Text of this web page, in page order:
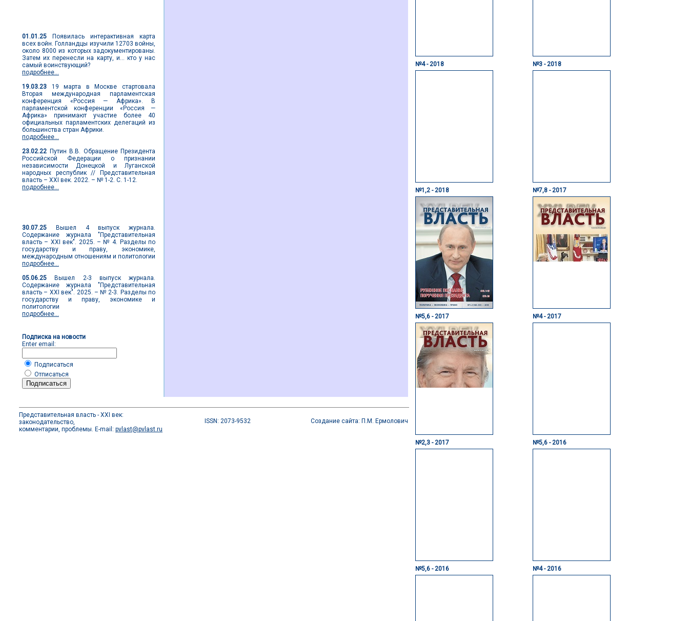
01.01.25 Появилась интерактивная карта
всех войн. Голландцы изучили 12703 войны,
около 8000 из которых задокументированы.
Затем их перенесли на карту, и... кто у нас
самый воинствующий?
подробнее...
19.03.23 19 марта в Москве стартовала
Вторая международная парламентская
конференция «Россия — Африка». В
парламентской конференции «Россия —
Африка» принимают участие более 40
официальных парламентских делегаций из
большинства стран Африки.
подробнее...
23.02.22 Путин В.В. Обращение Президента
Российской Федерации о признании
независимости Донецкой и Луганской
народных республик // Представительная
власть – XXI век. 2022. – № 1-2. С. 1-12.
подробнее...
30.07.25 Вышел 4 выпуск журнала.
Содержание журнала "Представительная
власть – XXI век". 2025. – № 4. Разделы по
государству и праву, экономике,
международным отношениям и политологии
подробнее...
05.06.25 Вышел 2-3 выпуск журнала.
Содержание журнала "Представительная
власть – XXI век". 2025. – № 2-3. Разделы по
государству и праву, экономике и
политологии
подробнее...
Подписка на новости
Enter email:
Подписаться
Отписаться
Представительная власть - XXI век:
законодательство,
комментарии, проблемы. E-mail: pvlast@pvlast.ru
ISSN: 2073-9532 Создание сайта: П.М. Ермолович
№4 - 2018 №3 - 2018
№1,2 - 2018 №7,8 - 2017
№5,6 - 2017 №4 - 2017
№2,3 - 2017 №5,6 - 2016
№5,6 - 2016 №4 - 2016